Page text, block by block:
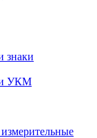
знаки
и УКМ